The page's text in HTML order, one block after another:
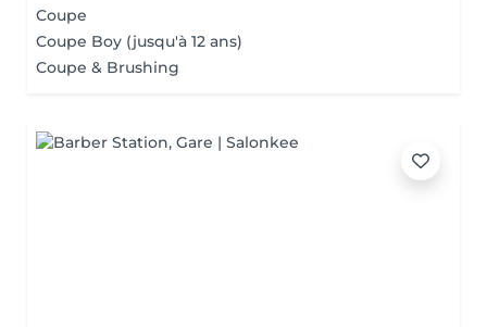
Coupe
Coupe Boy (jusqu'à 12 ans)
Coupe & Brushing